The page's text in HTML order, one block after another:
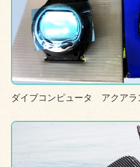
ダイブコンピュータ アクアラ